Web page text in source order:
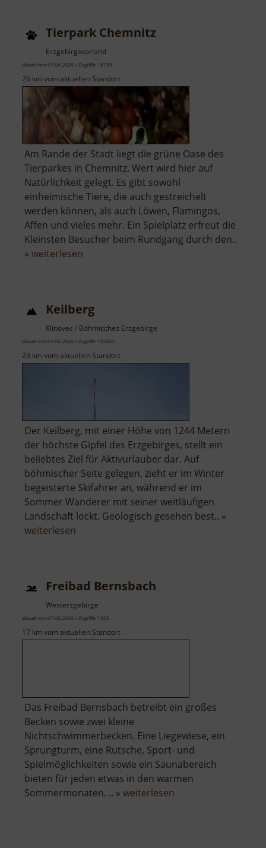
Tierpark Chemnitz
Erzgebirgsvorland
aktuell vom 07.06.2026 / Zugriffe: 18729
26 km vom aktuellen Standort
Am Rande der Stadt liegt die grüne Oase des
Tierparkes in Chemnitz. Wert wird hier auf
Natürlichkeit gelegt. Es gibt sowohl
einheimische Tiere, die auch gestreichelt
werden können, als auch Löwen, Flamingos,
Affen und vieles mehr. Ein Spielplatz erfreut die
Kleinsten Besucher beim Rundgang durch den..
» weiterlesen
Keilberg
Klínovec / Böhmisches Erzgebirge
aktuell vom 07.06.2026 / Zugriffe: 103461
23 km vom aktuellen Standort
Der Keilberg, mit einer Höhe von 1244 Metern
der höchste Gipfel des Erzgebirges, stellt ein
beliebtes Ziel für Aktivurlauber dar. Auf
böhmischer Seite gelegen, zieht er im Winter
begeisterte Skifahrer an, während er im
Sommer Wanderer mit seiner weitläufigen
Landschaft lockt. Geologisch gesehen best.. »
weiterlesen
Freibad Bernsbach
Westerzgebirge
aktuell vom 07.06.2026 / Zugriffe: 1353
17 km vom aktuellen Standort
Das Freibad Bernsbach betreibt ein großes
Becken sowie zwei kleine
Nichtschwimmerbecken. Eine Liegewiese, ein
Sprungturm, eine Rutsche, Sport- und
Spielmöglichkeiten sowie ein Saunabereich
bieten für jeden etwas in den warmen
Sommermonaten. .. » weiterlesen